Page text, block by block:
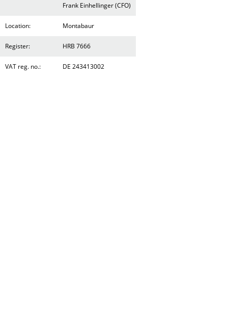
Frank Einhellinger (CFO)
Location: Montabaur
Register: HRB 7666
VAT reg. no.: DE 243413002